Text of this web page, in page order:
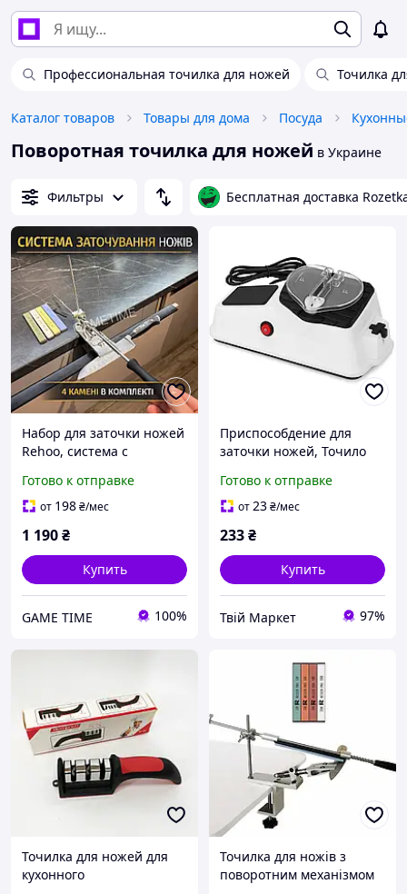
Профессиональная точилка для ножей Точилка
Каталог товаров Товары для дома Посуда
Поворотная точилка для ножей в Украине
Фильтры Бесплатная доставка
Набор для заточки ножей
Rehoo, система с
4 камня, тканевый пенал
Готово к отправке
от 198₴/мес
1 190₴
Купить
GAME TIME 100%
Приспособдение для
заточки ножей, Точило
Ручное точило для ножей
KJ-75
Готово к отправке
от23₴/мес
233₴
Купить
Твій Маркет 97%
Точилка для ножей для
кухонного
Точилка для ножів з
поворотним механізмом